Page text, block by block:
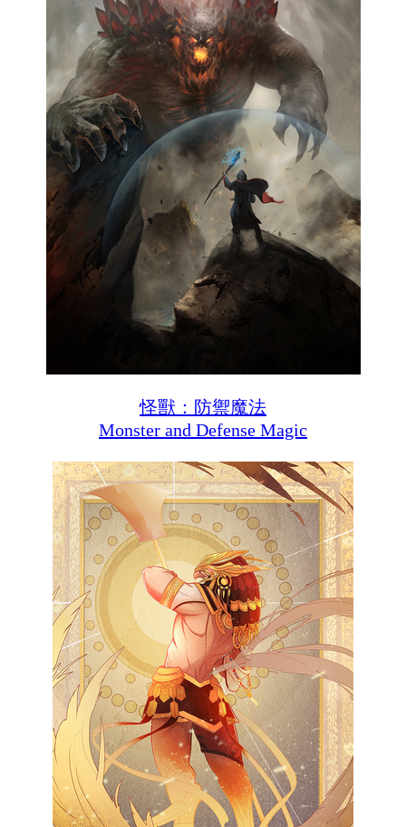
怪獸：防禦魔法
Monster and Defense Magic